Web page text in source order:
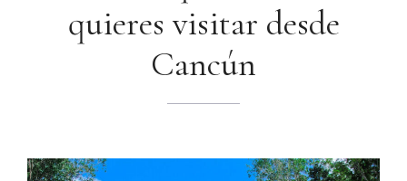
quieres visitar desde
Cancún